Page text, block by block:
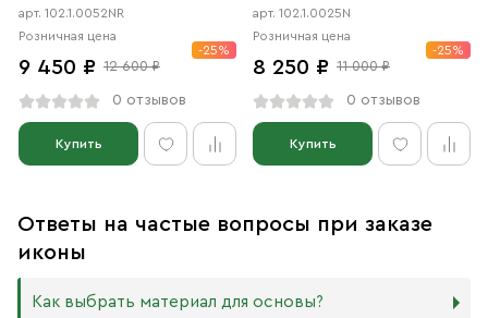
форме цаты» чернение,
родий
арт. 102.1.0052NR
Розничная цена
9 450 ₽ 12 600 ₽
-25%
0 отзывов
Купить
форме цаты» чернение
арт. 102.1.0025N
Розничная цена
8 250 ₽ 11 000 ₽
-25%
0 отзывов
Купить
Ответы на частые вопросы при заказе
иконы
Как выбрать материал для основы?